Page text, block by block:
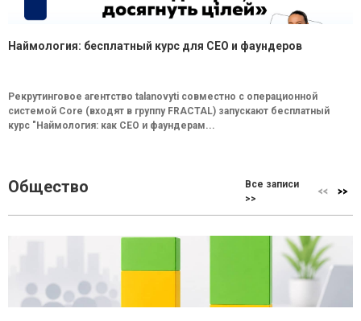
Наймология: бесплатный курс для CEO и фаундеров
Рекрутинговое агентство talanovyti совместно с операционной
системой Core (входят в группу FRACTAL) запускают бесплатный
курс "Наймология: как СEO и фаундерам...
Общество
Все записи
>>